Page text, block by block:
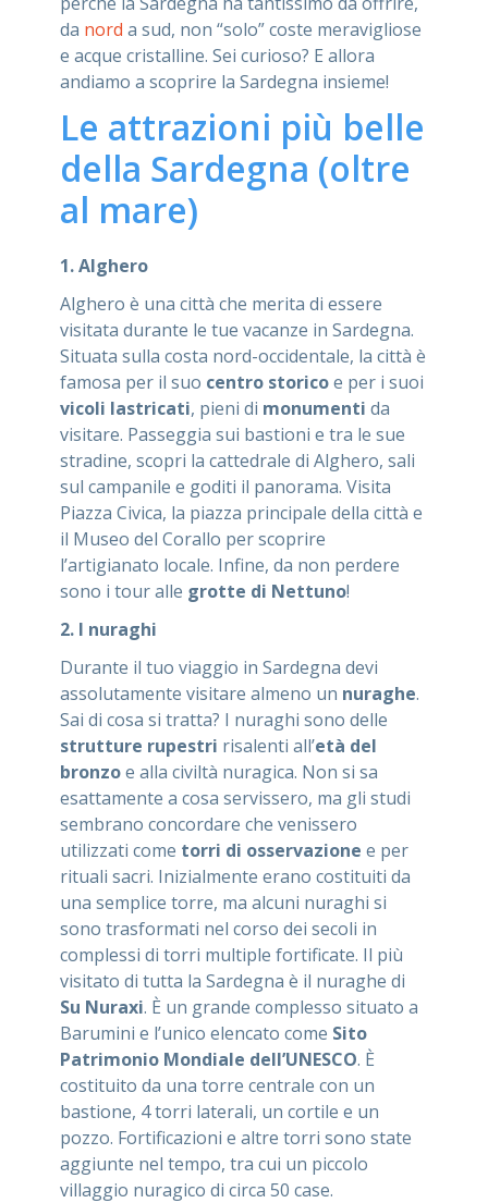
da nord a sud, non “solo” coste meravigliose
e acque cristalline. Sei curioso? E allora
andiamo a scoprire la Sardegna insieme!
Le attrazioni più belle
della Sardegna (oltre
al mare)
1. Alghero
Alghero è una città che merita di essere
visitata durante le tue vacanze in Sardegna.
Situata sulla costa nord-occidentale, la città è
famosa per il suo centro storicoe per i suoi
vicoli lastricati, pieni di monumenti da
visitare. Passeggia sui bastioni e tra le sue
stradine, scopri la cattedrale di Alghero, sali
sul campanile e goditi il panorama. Visita
Piazza Civica, la piazza principale della città e
il Museo del Corallo per scoprire
l’artigianato locale. Infine, da non perdere
sono i tour alle grotte di Nettuno!
2. I nuraghi
Durante il tuo viaggio in Sardegna devi
assolutamente visitare almeno un nuraghe.
Sai di cosa si tratta? I nuraghi sono delle
strutture rupestri risalenti all’età del
bronzoe alla civiltà nuragica. Non si sa
esattamente a cosa servissero, ma gli studi
sembrano concordare che venissero
utilizzati come torri di osservazione e per
rituali sacri. Inizialmente erano costituiti da
una semplice torre, ma alcuni nuraghi si
sono trasformati nel corso dei secoli in
complessi di torri multiple fortificate. Il più
visitato di tutta la Sardegna è il nuraghe di
Su Nuraxi. È un grande complesso situato a
Barumini e l’unico elencato come Sito
Patrimonio Mondiale dell’UNESCO. È
costituito da una torre centrale con un
bastione, 4 torri laterali, un cortile e un
pozzo. Fortificazioni e altre torri sono state
aggiunte nel tempo, tra cui un piccolo
villaggio nuragico di circa 50 case.